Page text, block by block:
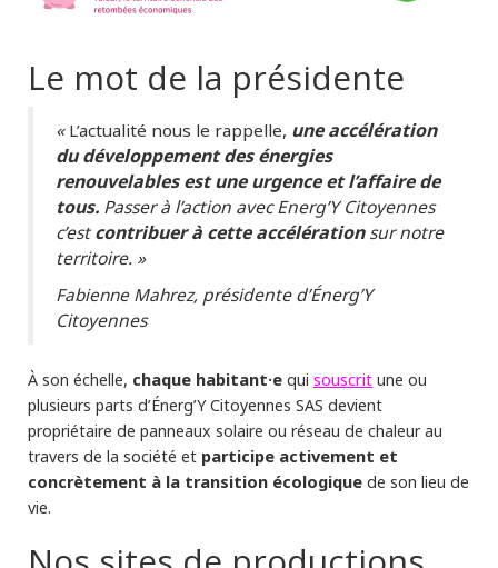
Le mot de la présidente
« L’actualité nous le rappelle, une accélération
du développement des énergies
renouvelables est une urgence et l’affaire de
tous. Passer à l’action avec Energ’Y Citoyennes
c’estcontribuer à cette accélérationsur notre
territoire. »
Fabienne Mahrez, présidente d’Énerg’Y
Citoyennes
À son échelle, chaque habitant·e qui souscrit une ou
plusieurs parts d’Énerg’Y Citoyennes SAS devient
propriétaire de panneaux solaire ou réseau de chaleur au
travers de la société et participe activement et
concrètement à la transition écologique de son lieu de
vie.